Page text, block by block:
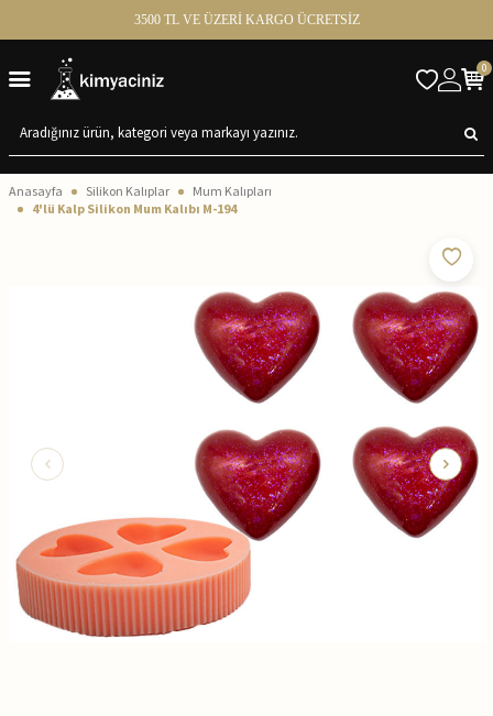
3500 TL VE ÜZERİ KARGO ÜCRETSİZ
0
Anasayfa Silikon Kalıplar
Mum Kalıpları
4'lü Kalp Silikon Mum Kalıbı M-194